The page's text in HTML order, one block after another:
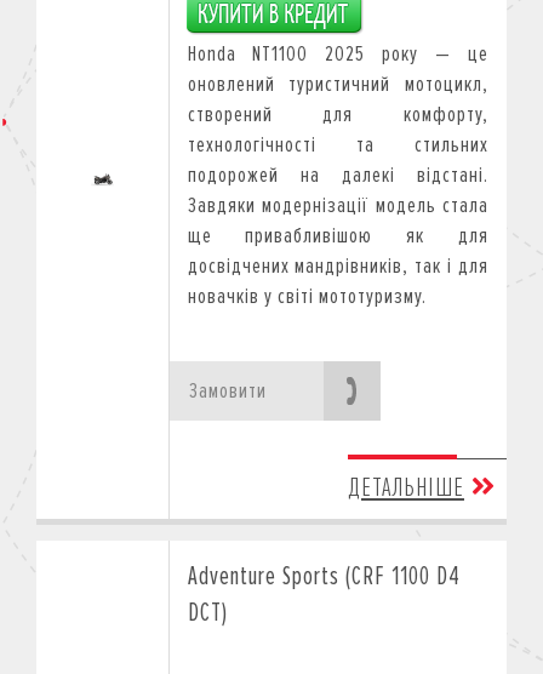
Honda NT1100 2025 року — це
оновлений туристичний мотоцикл,
створений для комфорту,
технологічності та стильних
подорожей на далекі відстані.
Завдяки модернізації модель стала
ще привабливішою як для
досвідчених мандрівників, так і для
новачків у світі мототуризму.
Замовити
ДЕТАЛЬНІШЕ
Adventure Sports (CRF 1100 D4
DCT)